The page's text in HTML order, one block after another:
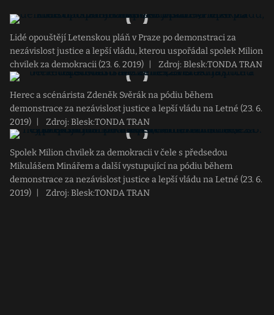
Lidé opouštějí Letenskou pláň v Praze po demonstraci za
nezávislost justice a lepší vládu, kterou uspořádal spolek Milion
chvilek za demokracii (23. 6. 2019)
Zdroj: Blesk:TONDA TRAN
Herec a scénárista Zdeněk Svěrák na pódiu během
demonstrace za nezávislost justice a lepší vládu na Letné (23. 6.
2019)
Zdroj: Blesk:TONDA TRAN
Spolek Milion chvilek za demokracii v čele s předsedou
Mikulášem Minářem a další vystupující na pódiu během
demonstrace za nezávislost justice a lepší vládu na Letné (23. 6.
2019)
Zdroj: Blesk:TONDA TRAN